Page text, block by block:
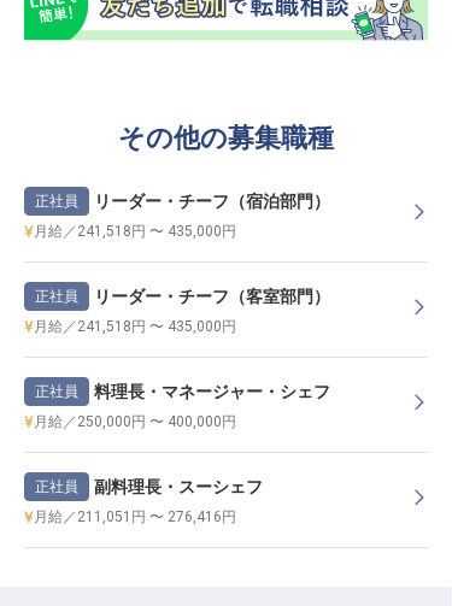
その他の募集職種
正社員 リーダー・チーフ（宿泊部門）
月給／241,518円 〜 435,000円
正社員 リーダー・チーフ（客室部門）
月給／241,518円 〜 435,000円
正社員 料理長・マネージャー・シェフ
月給／250,000円 〜 400,000円
正社員 副料理長・スーシェフ
月給／211,051円 〜 276,416円